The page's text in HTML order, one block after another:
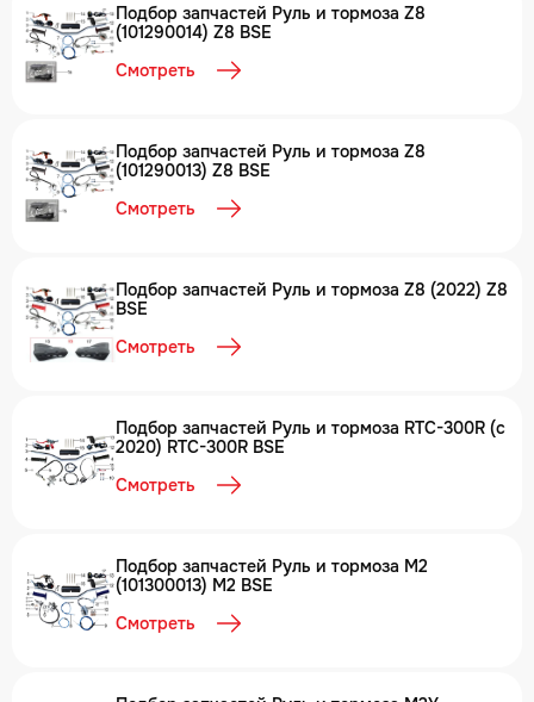
Подбор запчастей Руль и тормоза Z8
(101290014) Z8 BSE
Смотреть
Подбор запчастей Руль и тормоза Z8
(101290013) Z8 BSE
Смотреть
Подбор запчастей Руль и тормоза Z8 (2022) Z8
BSE
Смотреть
Подбор запчастей Руль и тормоза RTC-300R (с
2020) RTC-300R BSE
Смотреть
Подбор запчастей Руль и тормоза M2
(101300013) M2 BSE
Смотреть